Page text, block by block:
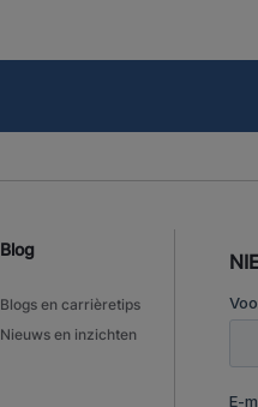
Blog
Blogs en carrièretips
Nieuws en inzichten